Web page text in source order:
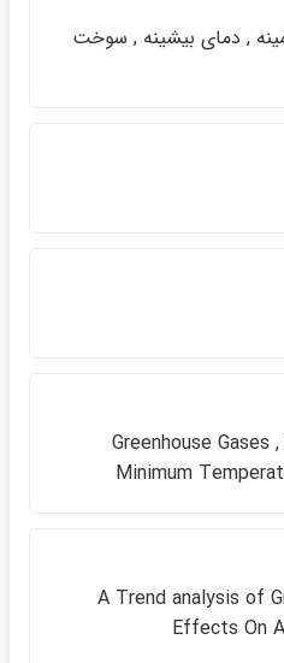
, دماي بيشينه , سوخت
Greenhouse Gases
Minimum
A Trend analysis of
Effects On